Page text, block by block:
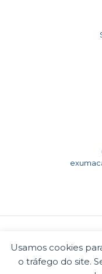
Usamos cookies
o tráfego do site.
© 2010